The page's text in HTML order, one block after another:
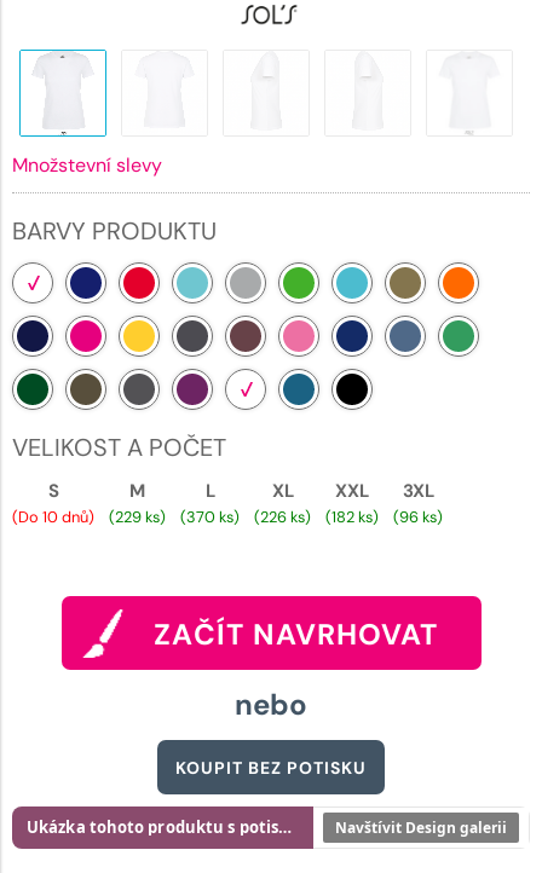
Množstevní slevy
BARVY PRODUKTU
VELIKOST A POČET
S
(Do 10 dnů)
M
(229 ks)
L
(370 ks)
XL
(226 ks)
XXL
(182 ks)
3XL
(96 ks)
ZAČÍT NAVRHOVAT
nebo
KOUPIT BEZ POTISKU
Ukázka tohoto produktu s potiskem Navštívit Design galerii